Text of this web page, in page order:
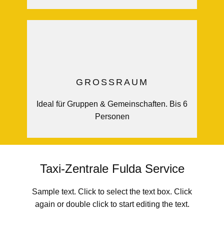
GROSSRAUM
Ideal für Gruppen & Gemeinschaften. Bis 6
Personen
Taxi-Zentrale Fulda Service
Sample text. Click to select the text box. Click
again or double click to start editing the text.